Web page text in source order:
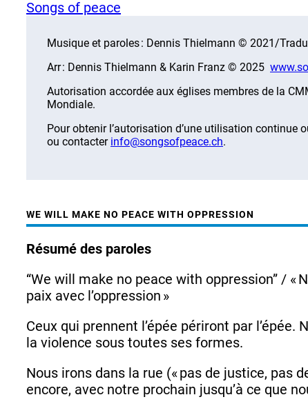
Songs of peace
Musique et paroles : Dennis Thielmann © 2021/
Arr : Dennis Thielmann & Karin Franz © 2025
Autorisation accordée aux églises membres de la
Mondiale.
Pour obtenir l’autorisation d’une utilisation
ou contacter info@songsofpeace.ch.
WE WILL MAKE NO PEACE WITH OPPRESSION
Résumé des paroles
“We will make no peace with oppression” / «
paix avec l’oppression »
Ceux qui prennent l’épée périront par l’épée.
la violence sous toutes ses formes.
Nous irons dans la rue (« pas de justice, pas
encore, avec notre prochain jusqu’à ce que